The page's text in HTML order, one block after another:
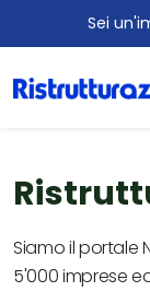
Sei
Siamo il portale
5'000 imprese